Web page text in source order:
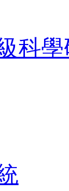
科